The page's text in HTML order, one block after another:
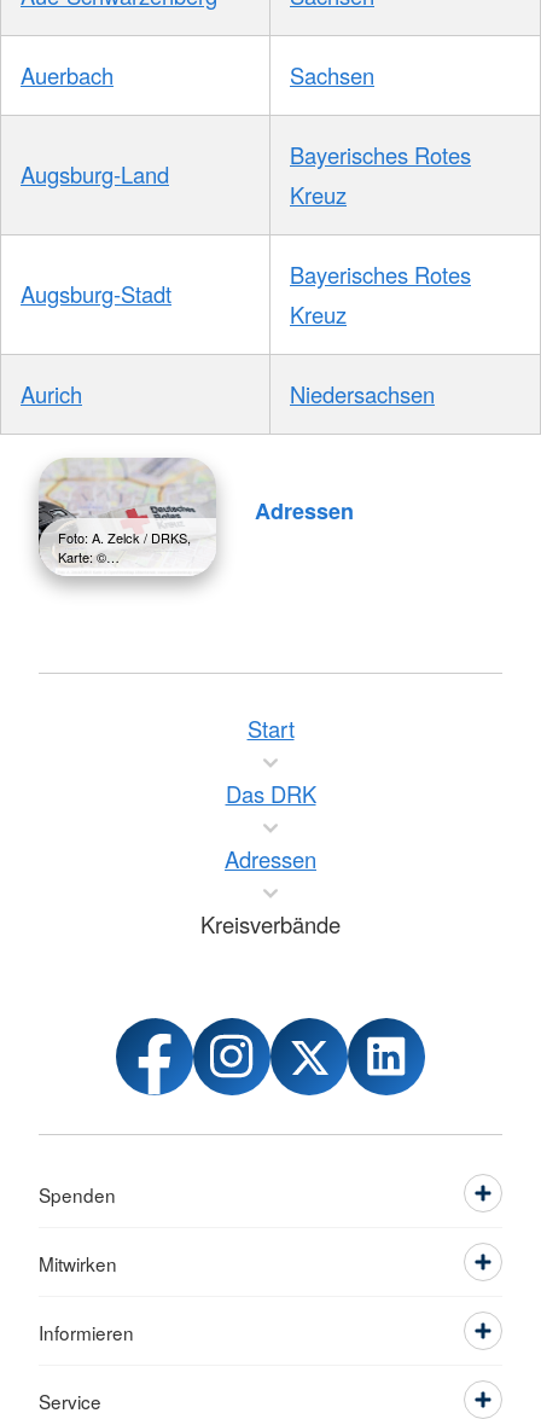
Auerbach Sachsen
Augsburg-Land
Bayerisches Rotes
Kreuz
Augsburg-Stadt
Bayerisches Rotes
Kreuz
Aurich Niedersachsen
Foto: A. Zelck / DRKS,
Karte: ©…
Adressen
Start
Das DRK
Adressen
Kreisverbände
Spenden
Mitwirken
Informieren
Service